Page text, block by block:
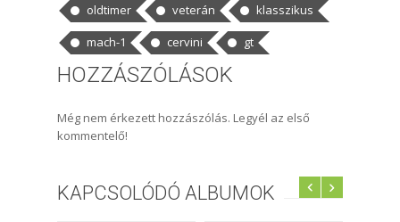
oldtimer
veterán
klasszikus
mach-1
cervini gt
HOZZÁSZÓLÁSOK
Még nem érkezett hozzászólás. Legyél az első
kommentelő!
KAPCSOLÓDÓ ALBUMOK